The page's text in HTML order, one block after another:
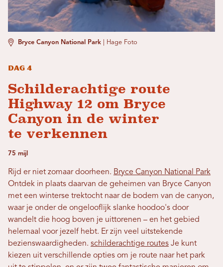
Bryce Canyon National Park Hage Foto
Dag 4
Schilderachtige route
Highway 12 om Bryce
Canyon in de winter
te verkennen
75 mijl
Rijd er niet zomaar doorheen. Bryce Canyon National Park
Ontdek in plaats daarvan de geheimen van Bryce Canyon
met een winterse trektocht naar de bodem van de canyon,
waar je onder de ongelooflijk slanke hoodoo's door
wandelt die hoog boven je uittorenen – en het gebied
helemaal voor jezelf hebt. Er zijn veel uitstekende
bezienswaardigheden. schilderachtige routes Je kunt
kiezen uit verschillende opties om je route naar het park